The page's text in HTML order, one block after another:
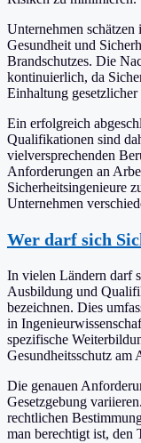
Unternehmen
Gesundheit und
Brandschutzes. Die
kontinuierlich, da
Einhaltung
Ein erfolgreich
Qualifikationen sind
vielversprechenden
Anforderungen an
Sicherheitsingenieure
Unternehmen
Wer darf sich
In vielen Ländern darf
Ausbildung und
bezeichnen. Dies
in
spezifische
Gesundheitsschutz am
Die genauen
Gesetzgebung
rechtlichen
man berechtigt ist, den